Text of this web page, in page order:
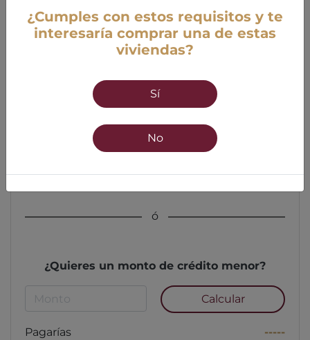
¿Cumples con estos requisitos y te
interesaría comprar una de estas
viviendas?
Sí
No
Edad
18 años mínimo 55 años máximo
ó
¿Quieres un monto de crédito menor?
Calcular
Pagarías
-----